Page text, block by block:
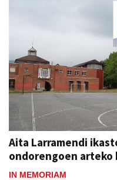
Aita Larramendi
ondorengoen arteko
IN MEMORIAM